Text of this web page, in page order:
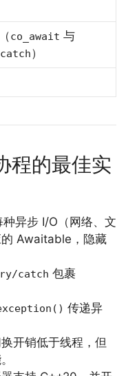
co_await 与
）
程的最佳实
种异步 I/O（网络、文
Awaitable，隐藏
catch 包裹
传递异
换开销低于线程，但